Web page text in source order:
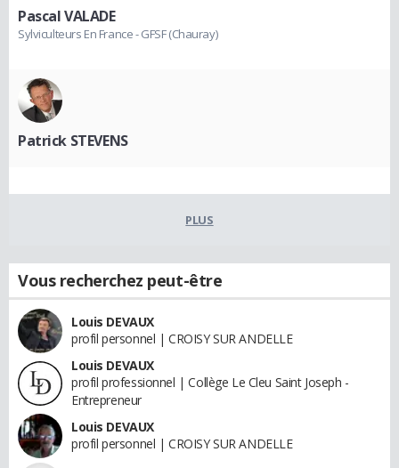
Pascal VALADE
Sylviculteurs En France - GFSF (Chauray)
Patrick STEVENS
PLUS
Vous recherchez peut-être
Louis DEVAUX
profil personnel | CROISY SUR ANDELLE
Louis DEVAUX
profil professionnel | Collège Le Cleu Saint Joseph -
Entrepreneur
Louis DEVAUX
profil personnel | CROISY SUR ANDELLE